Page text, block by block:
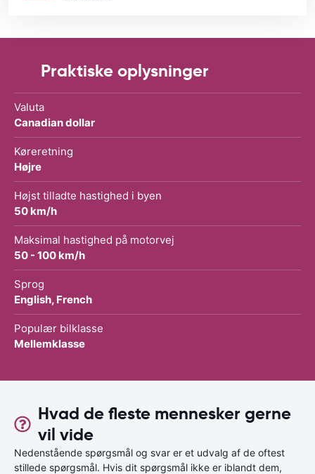
Praktiske oplysninger
Valuta
Canadian dollar
Køreretning
Højre
Højst tilladte hastighed i byen
50 km/h
Maksimal hastighed på motorvej
50 - 100 km/h
Sprog
English, French
Populær bilklasse
Mellemklasse
Hvad de fleste mennesker gerne
vil vide
Nedenstående spørgsmål og svar er et udvalg af de oftest
stillede spørgsmål. Hvis dit spørgsmål ikke er iblandt dem,